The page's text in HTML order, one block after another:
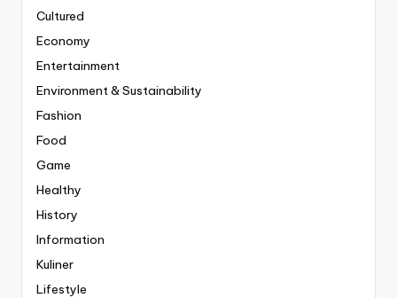
Cultured
Economy
Entertainment
Environment & Sustainability
Fashion
Food
Game
Healthy
History
Information
Kuliner
Lifestyle